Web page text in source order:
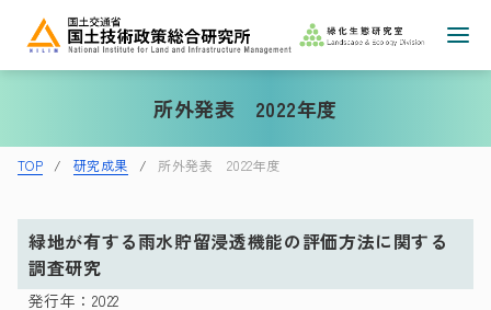
所外発表 2022年度
TOP 研究成果 所外発表 2022年度
緑地が有する雨水貯留浸透機能の評価方法に関する
調査研究
発行年：2022